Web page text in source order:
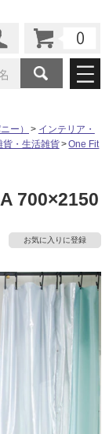
・バスルー
グ・ 床材
入事例
インタビュー
ルーム
ショールー
のお
HDC
へ
保証
Coziコンシ
ベ会社がみつ
りす
ー）
インテリア・
貨・生活雑貨
One Fit
700×2150
お気に入りに登録